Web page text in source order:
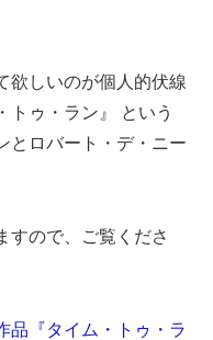
欲しいのが個人的伏線
トゥ・ラン』 という
とロバート・デ・ニー
すので、ご覧くださ
品『タイム・トゥ・ラ